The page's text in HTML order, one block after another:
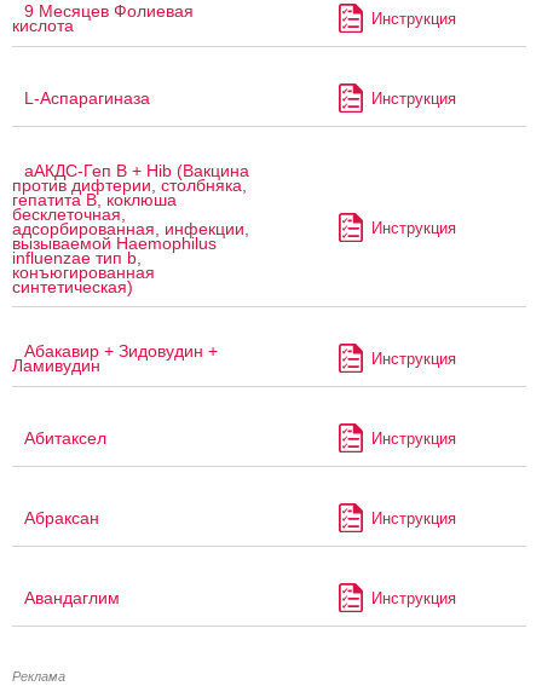
9 Месяцев Фолиевая
кислота Инструкция
L-Аспарагиназа Инструкция
аАКДС-Геп B + Hib (Вакцина
против дифтерии, столбняка,
гепатита B, коклюша
бесклеточная,
адсорбированная, инфекции,
вызываемой Haemophilus
influenzae тип b,
конъюгированная
синтетическая)
Инструкция
Абакавир + Зидовудин +
Ламивудин Инструкция
Абитаксел Инструкция
Абраксан Инструкция
Авандаглим Инструкция
Реклама